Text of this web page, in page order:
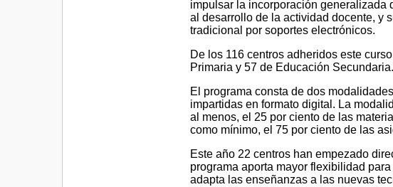
impulsar la incorporación generalizada
al desarrollo de la actividad docente, y
tradicional por soportes electrónicos.
De los 116 centros adheridos este
Primaria y 57 de Educación Secundaria.
El programa consta de dos
impartidas en formato digital. La
al menos, el 25 por ciento de las
como mínimo, el 75 por ciento de las
Este año 22 centros han empezado
programa aporta mayor flexibilidad
adapta las enseñanzas a las nuevas